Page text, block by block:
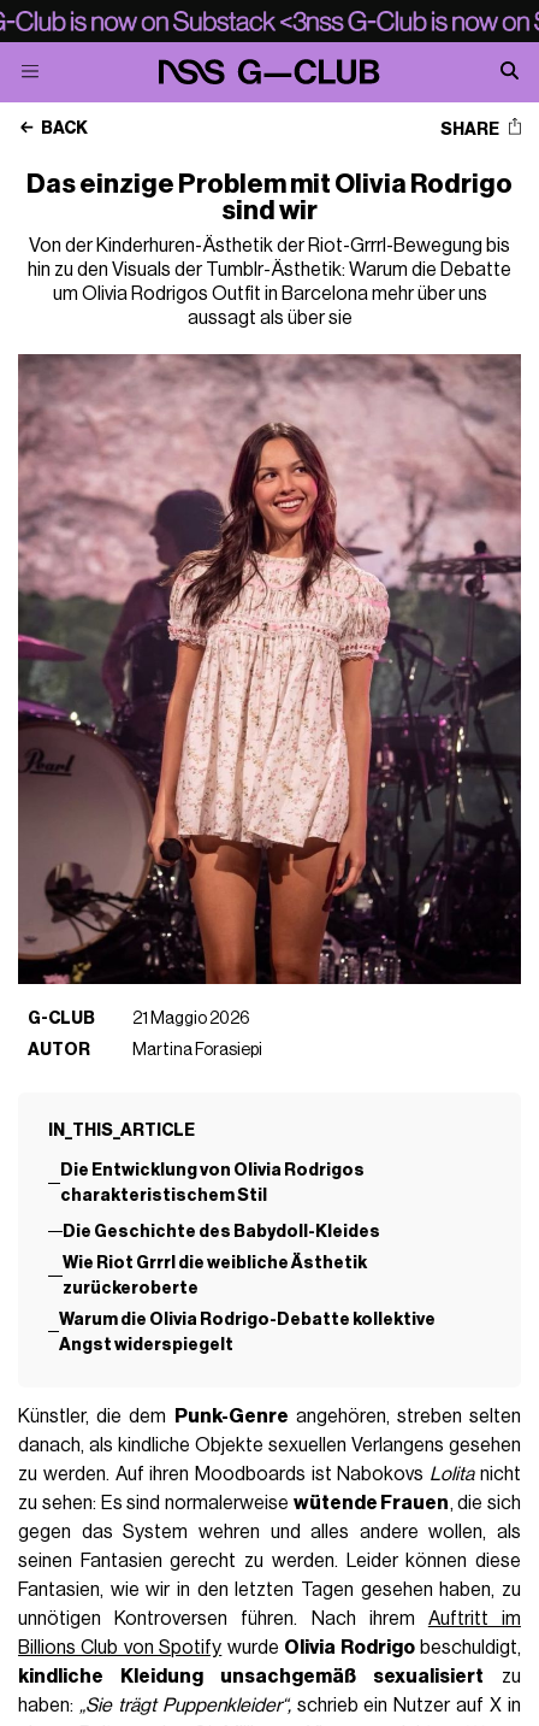
BACK SHARE
Das einzige Problem mit Olivia Rodrigo
sind wir
Von der Kinderhuren-Ästhetik der Riot-Grrrl-Bewegung bis
hin zu den Visuals der Tumblr-Ästhetik: Warum die Debatte
um Olivia Rodrigos Outfit in Barcelona mehr über uns
aussagt als über sie
G-CLUB
21 Maggio 2026
AUTOR
Martina Forasiepi
IN_THIS_ARTICLE
Die Entwicklung von Olivia Rodrigos
charakteristischem Stil
Die Geschichte des Babydoll-Kleides
Wie Riot Grrrl die weibliche Ästhetik
zurückeroberte
Warum die Olivia Rodrigo-Debatte kollektive
Angst widerspiegelt
Künstler, die dem Punk-Genre angehören, streben selten
danach, als kindliche Objekte sexuellen Verlangens gesehen
zu werden. Auf ihren Moodboards ist Nabokovs Lolitanicht
zu sehen: Es sind normalerweise wütende Frauen, die sich
gegen das System wehren und alles andere wollen, als
seinen Fantasien gerecht zu werden. Leider können diese
Fantasien, wie wir in den letzten Tagen gesehen haben, zu
unnötigen Kontroversen führen. Nach ihrem Auftritt im
Billions Club von Spotify wurde Olivia Rodrigobeschuldigt,
kindliche Kleidung unsachgemäß sexualisiert zu
haben: „Sie trägt Puppenkleider“,schrieb ein Nutzer auf X in